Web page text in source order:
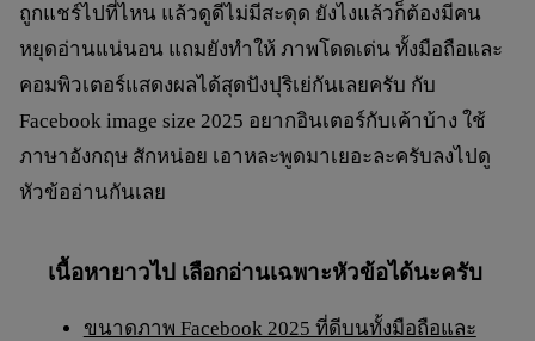
ถูกแชร์ไปที่ไหน แล้วดูดีไม่มีสะดุด ยังไงแล้วก็ต้องมีคน
หยุดอ่านแน่นอน แถมยังทำให้ ภาพโดดเด่น ทั้งมือถือและ
คอมพิวเตอร์แสดงผลได้สุดปังปุริเย่กันเลยครับ กับ
Facebook image size 2025 อยากอินเตอร์กับเค้าบ้าง ใช้
ภาษาอังกฤษ สักหน่อย เอาหละพูดมาเยอะละครับลงไปดู
หัวข้ออ่านกันเลย
เนื้อหายาวไป เลือกอ่านเฉพาะหัวข้อได้นะครับ
ขนาดภาพ Facebook 2025 ที่ดีบนทั้งมือถือและ